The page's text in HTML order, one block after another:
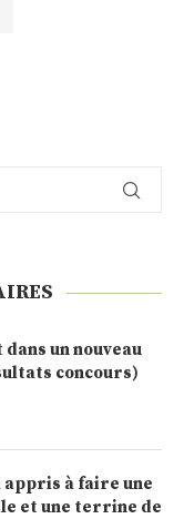
un nouveau
concours)
appris à faire une
et une terrine de